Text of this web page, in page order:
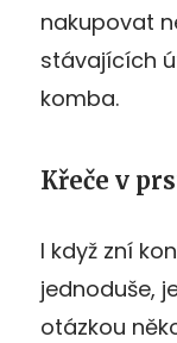
nakupovat
stávajících
komba.
Křeče v
I když zní
jednoduše,
otázkou